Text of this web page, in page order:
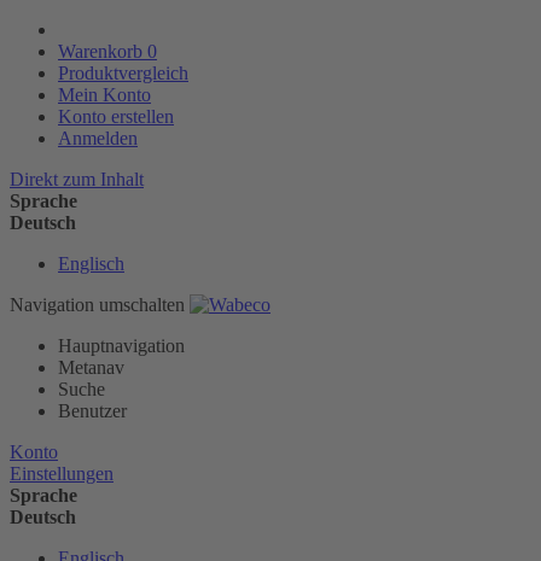
Warenkorb 0
Produktvergleich
Mein Konto
Konto erstellen
Anmelden
Direkt zum Inhalt
Sprache
Deutsch
Englisch
Navigation umschalten
Hauptnavigation
Metanav
Suche
Benutzer
Konto
Einstellungen
Sprache
Deutsch